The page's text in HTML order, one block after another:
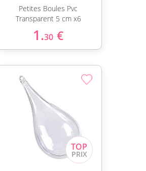
Petites Boules Pvc
Transparent 5 cm x6
1.30 €